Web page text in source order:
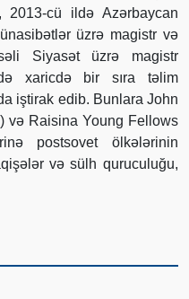
2013-cü ildə Azərbaycan
üzrə magistr və
Siyasət üzrə magistr
xaricdə bir sıra təlim
iştirak edib. Bunlara John
və Raisina Young Fellows
postsovet ölkələrinin
və sülh quruculuğu,